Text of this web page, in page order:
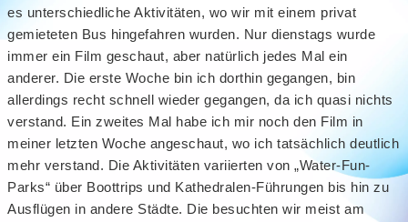
es unterschiedliche Aktivitäten, wo wir mit einem privat
gemieteten Bus hingefahren wurden. Nur dienstags wurde
immer ein Film geschaut, aber natürlich jedes Mal ein
anderer. Die erste Woche bin ich dorthin gegangen, bin
allerdings recht schnell wieder gegangen, da ich quasi nichts
verstand. Ein zweites Mal habe ich mir noch den Film in
meiner letzten Woche angeschaut, wo ich tatsächlich deutlich
mehr verstand. Die Aktivitäten variierten von „Water-Fun-
Parks“ über Boottrips und Kathedralen-Führungen bis hin zu
Ausflügen in andere Städte. Die besuchten wir meist am